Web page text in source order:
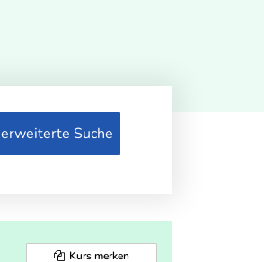
erweiterte Suche
Kurs merken